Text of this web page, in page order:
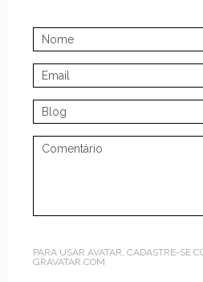
PARA USAR AVATAR, CADASTRE-SE
GRAVATAR.COM